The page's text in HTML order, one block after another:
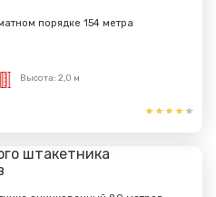
порядке 154 метра
Высота: 2,0 м